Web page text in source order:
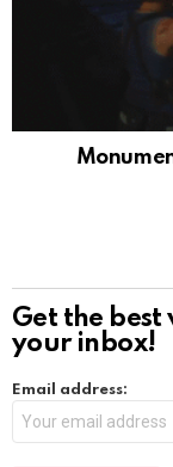
Get the
your inbox!
Email address: